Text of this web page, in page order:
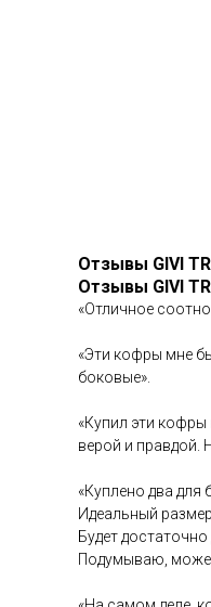
Отзывы GIVI
Отзывы GIVI
«Отличное
«Эти кофры мне
боковые».
«Купил эти
верой и правдой.
«Куплено два для
Идеальный
Будет
Подумываю,